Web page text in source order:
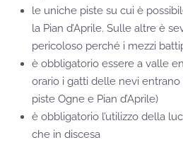
le uniche piste su cui è
la Pian d’Aprile. Sulle altre è
pericoloso perché i mezzi
è obbligatorio essere a valle
orario i gatti delle nevi
piste Ogne e Pian d’Aprile)
è obbligatorio l’utilizzo della
che in discesa